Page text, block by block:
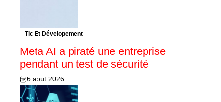
Tic Et Dévelopement
Meta AI a piraté une entreprise
pendant un test de sécurité
6 août 2026